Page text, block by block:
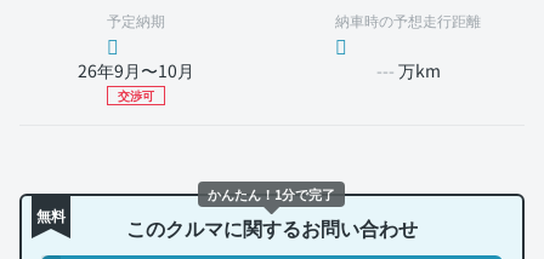
予定納期
26年9月〜10月
交渉可
納車時の予想走行距離
--- 万km
無料 このクルマに関するお問い合わせ
かんたん！1分で完了